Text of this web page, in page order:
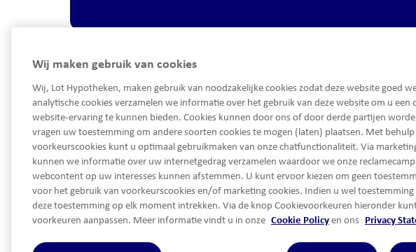
033 450 93 30
Ma - Vrij van 08.30 tot 17.30 uur
service@lothypotheken.nl
Snel
Wij maken gebruik van cookies
Wij, Lot Hypotheken, maken gebruik van noodzakelijke cookies zodat deze website goed
analytische cookies verzamelen we informatie over het gebruik van deze website om u een
website-ervaring te kunnen bieden. Cookies kunnen door ons of door derde partijen
vragen uw toestemming om andere soorten cookies te mogen (laten) plaatsen. Met behulp
voorkeurscookies kunt u optimaal gebruikmaken van onze chatfunctionaliteit. Via
kunnen we informatie over uw internetgedrag verzamelen waardoor we onze
webcontent op uw interesses kunnen afstemmen. U kunt ervoor kiezen om geen
voor het gebruik van voorkeurscookies en/of marketing cookies. Indien u wel
deze toestemming op elk moment intrekken. Via de knop Cookievoorkeuren hieronder
voorkeuren aanpassen. Meer informatie vindt u in onze Cookie Policy en ons Privacy